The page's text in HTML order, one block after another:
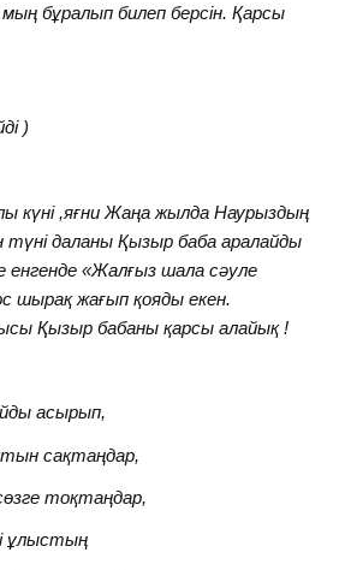
бұралып билеп берсін. Қарсы
)
күні ,яғни Жаңа жылда Наурыздың
түні даланы Қызыр баба аралайды
енгенде «Жалғыз шала сәуле
шырақ жағып қояды екен.
Қызыр бабаны қарсы алайық !
асырып,